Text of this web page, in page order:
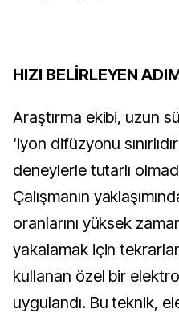
HIZI BELİRLEYEN
Araştırma ekibi, uzun
‘iyon difüzyonu
deneylerle tutarlı
Çalışmanın
oranlarını yüksek
yakalamak için
kullanan özel bir
uygulandı. Bu teknik,